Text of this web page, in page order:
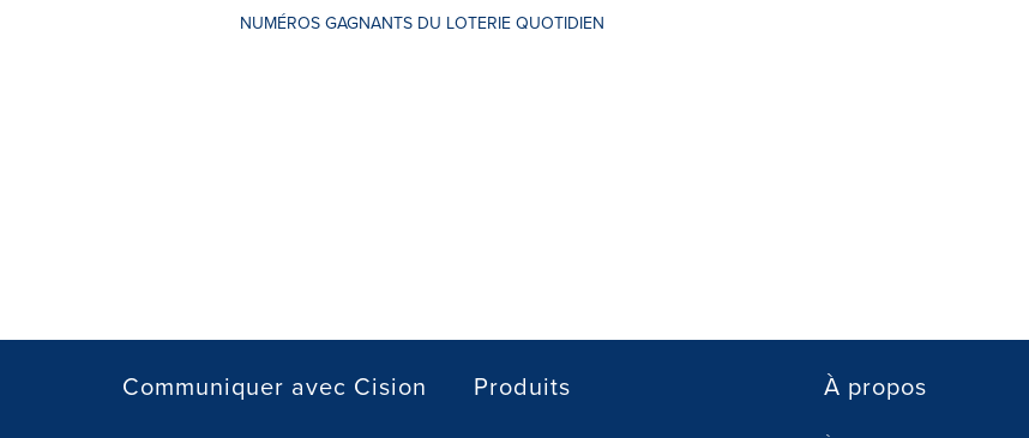
NUMÉROS GAGNANTS DU LOTERIE QUOTIDIEN
Communiquer avec Cision Produits À propos